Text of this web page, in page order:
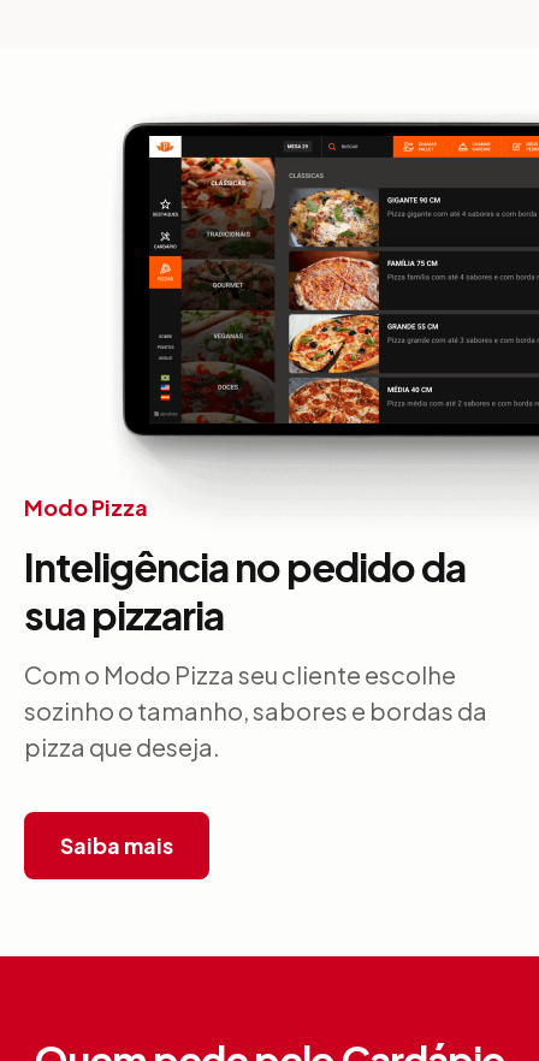
Modo Pizza
Inteligência no pedido da
sua pizzaria
Com o Modo Pizza seu cliente escolhe
sozinho o tamanho, sabores e bordas da
pizza que deseja.
Saiba mais